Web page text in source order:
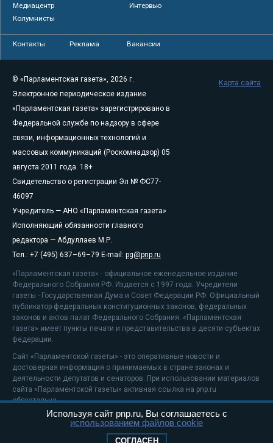
Медиацентр
Интервью
Колумнисты
Контакты Реклама Вакансии
© «Парламентская газета», 2026 г.
Электронное периодическое издание
«Парламентская газета» зарегистрировано в
Федеральной службе по надзору в сфере
связи, информационных технологий и
массовых коммуникаций (Роскомнадзор) 05
августа 2011 года. 18+
Свидетельство о регистрации Эл № ФС77-
46097
Учредитель — АНО «Парламентская газета»
Исполняющий обязанности главного
редактора — Абдуллаев М.Р.
Тел.: +7 (495) 637–69–79 E-mail: pg@pnp.ru
«Парламентская газета» - официальное еженедельное издание
Федерального Собрания РФ. Издается с 1997 года. Учредители
газеты - Государственная Дума и Совет Федерации РФ. Официальный
публикатор федеральных конституционных законов, федеральных
законов и актов палат Федерального Собрания. «Парламентская
газета» имеет пункты печати и представительства в десяти субъектах
федерации.
Сайт «Парламентской газеты» - это оперативные новости и
достоверная информация о принимаемых в стране законах и
деятельности депутатов и сенаторов. При использовании материалов
сайта «Парламентской газеты» активная ссылка на pnp.ru
обязательна.
На информационном ресурсе применяютсярекомендательные
Положение о защите персональных данных
Карта сайта
Используя сайт pnp.ru, Вы соглашаетесь с
использованием файлов cookie
СОГЛАСЕН